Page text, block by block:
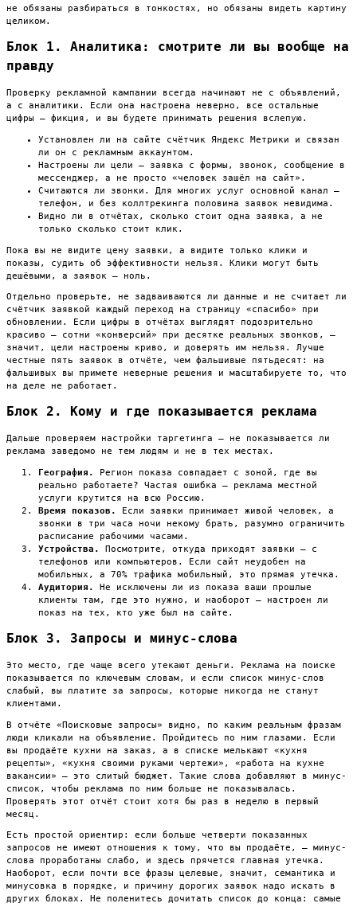
не обязаны разбираться в тонкостях, но обязаны видеть картину
целиком.
Блок 1. Аналитика: смотрите ли вы вообще на
правду
Проверку рекламной кампании всегда начинают не с объявлений,
а с аналитики. Если она настроена неверно, все остальные
цифры — фикция, и вы будете принимать решения вслепую.
Установлен ли на сайте счётчик Яндекс Метрики и связан
ли он с рекламным аккаунтом.
Настроены ли цели — заявка с формы, звонок, сообщение в
мессенджер, а не просто «человек зашёл на сайт».
Считаются ли звонки. Для многих услуг основной канал —
телефон, и без коллтрекинга половина заявок невидима.
Видно ли в отчётах, сколько стоит одна заявка, а не
только сколько стоит клик.
Пока вы не видите цену заявки, а видите только клики и
показы, судить об эффективности нельзя. Клики могут быть
дешёвыми, а заявок — ноль.
Отдельно проверьте, не задваиваются ли данные и не считает ли
счётчик заявкой каждый переход на страницу «спасибо» при
обновлении. Если цифры в отчётах выглядят подозрительно
красиво — сотни «конверсий» при десятке реальных звонков, —
значит, цели настроены криво, и доверять им нельзя. Лучше
честные пять заявок в отчёте, чем фальшивые пятьдесят: на
фальшивых вы примете неверные решения и масштабируете то, что
на деле не работает.
Блок 2. Кому и где показывается реклама
Дальше проверяем настройки таргетинга — не показывается ли
реклама заведомо не тем людям и не в тех местах.
География.
Регион показа совпадает с зоной, где вы
реально работаете? Частая ошибка — реклама местной
услуги крутится на всю Россию.
Время показов.
Если заявки принимает живой человек, а
звонки в три часа ночи некому брать, разумно ограничить
расписание рабочими часами.
Устройства.
Посмотрите, откуда приходят заявки — с
телефонов или компьютеров. Если сайт неудобен на
мобильных, а 70% трафика мобильный, это прямая утечка.
Аудитория.
Не исключены ли из показа ваши прошлые
клиенты там, где это нужно, и наоборот — настроен ли
показ на тех, кто уже был на сайте.
Блок 3. Запросы и минус-слова
Это место, где чаще всего утекают деньги. Реклама на поиске
показывается по ключевым словам, и если список минус-слов
слабый, вы платите за запросы, которые никогда не станут
клиентами.
В отчёте «Поисковые запросы» видно, по каким реальным фразам
люди кликали на объявление. Пройдитесь по ним глазами. Если
вы продаёте кухни на заказ, а в списке мелькают «кухня
рецепты», «кухня своими руками чертежи», «работа на кухне
вакансии» — это слитый бюджет. Такие слова добавляют в минус-
список, чтобы реклама по ним больше не показывалась.
Проверять этот отчёт стоит хотя бы раз в неделю в первый
месяц.
Есть простой ориентир: если больше четверти показанных
запросов не имеют отношения к тому, что вы продаёте, — минус-
слова проработаны слабо, и здесь прячется главная утечка.
Наоборот, если почти все фразы целевые, значит, семантика и
минусовка в порядке, и причину дорогих заявок надо искать в
других блоках. Не поленитесь дочитать список до конца: самые